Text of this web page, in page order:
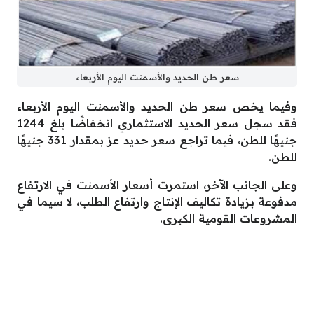
سعر طن الحديد والأسمنت اليوم الأربعاء
وفيما يخص سعر طن الحديد والأسمنت اليوم الأربعاء
فقد سجل سعر الحديد الاستثماري انخفاضًا بلغ 1244
جنيهًا للطن، فيما تراجع سعر حديد عز بمقدار 331 جنيهًا
للطن.
وعلى الجانب الآخر، استمرت أسعار الأسمنت في الارتفاع
مدفوعة بزيادة تكاليف الإنتاج وارتفاع الطلب، لا سيما في
المشروعات القومية الكبرى.